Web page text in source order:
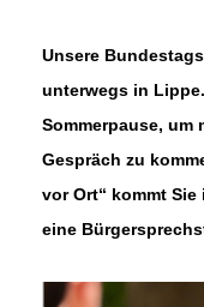
Unsere
unterwegs in
Sommerpause,
Gespräch zu
vor Ort“ kommt
eine